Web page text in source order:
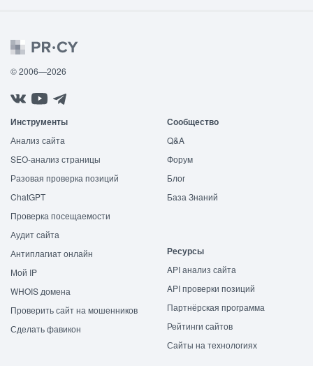
© 2006—2026
Инструменты
Анализ сайта
SEO-анализ страницы
Разовая проверка позиций
ChatGPT
Проверка посещаемости
Аудит сайта
Антиплагиат онлайн
Мой IP
WHOIS домена
Проверить сайт на мошенников
Сделать фавикон
Сообщество
Q&A
Форум
Блог
База Знаний
Ресурсы
API анализ сайта
API проверки позиций
Партнёрская программа
Рейтинги сайтов
Сайты на технологиях